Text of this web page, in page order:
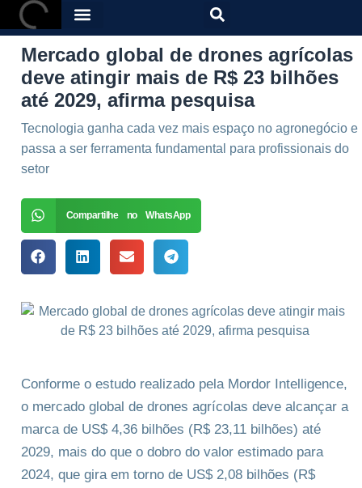
Mercado global de drones agrícolas
deve atingir mais de R$ 23 bilhões
até 2029, afirma pesquisa
Tecnologia ganha cada vez mais espaço no agronegócio e
passa a ser ferramenta fundamental para profissionais do
setor
Compartilhe no WhatsApp
Conforme o estudo realizado pela Mordor Intelligence,
o mercado global de drones agrícolas deve alcançar a
marca de US$ 4,36 bilhões (R$ 23,11 bilhões) até
2029, mais do que o dobro do valor estimado para
2024, que gira em torno de US$ 2,08 bilhões (R$